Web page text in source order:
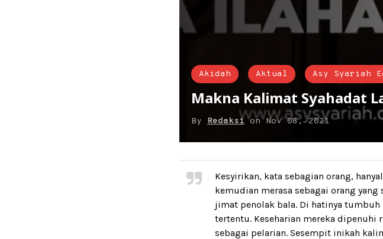
Akidah Aktual Asy Syariah
Makna Kalimat Syahadat
By Redaksi onNov 08, 2021
Kesyirikan, kata sebagian orang,
kemudian merasa sebagai orang
jimat penolak bala. Di hatinya
tertentu. Keseharian mereka dipenuhi
sebagai pelarian. Sesempit inikah